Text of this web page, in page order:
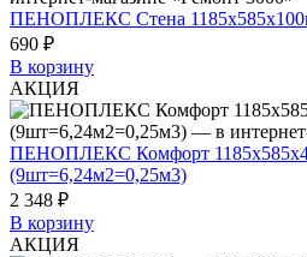
ПЕНОПЛЕКС Стена
690 ₽
В корзину
АКЦИЯ
ПЕНОПЛЕКС Комфорт
(9шт=6,24м2=0,25м3)
2 348 ₽
В корзину
АКЦИЯ